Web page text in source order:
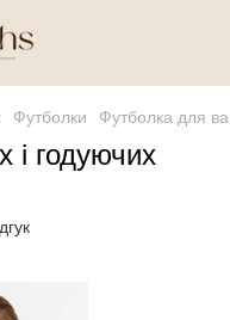
Футболки Футболка для
і годуючих